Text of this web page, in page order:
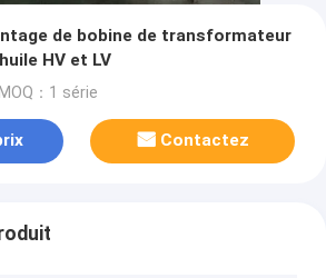
de bobine de transformateur
HV et LV
MOQ：1 série
Contactez